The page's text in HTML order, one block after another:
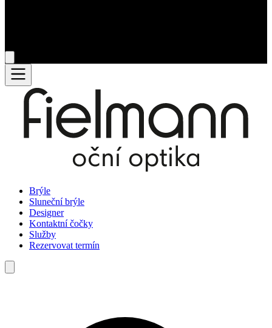
Brýle
Sluneční brýle
Designer
Kontaktní čočky
Služby
Rezervovat termín